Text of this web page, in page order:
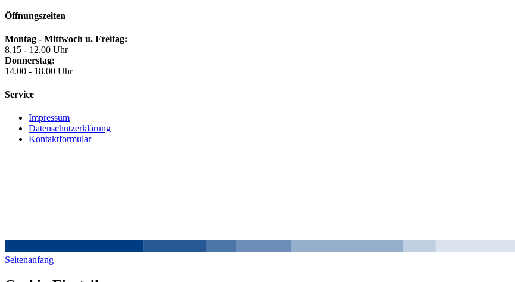
Öffnungszeiten
Montag - Mittwoch u. Freitag:
8.15 - 12.00 Uhr
Donnerstag:
14.00 - 18.00 Uhr
Service
Impressum
Datenschutzerklärung
Kontaktformular
Seitenanfang